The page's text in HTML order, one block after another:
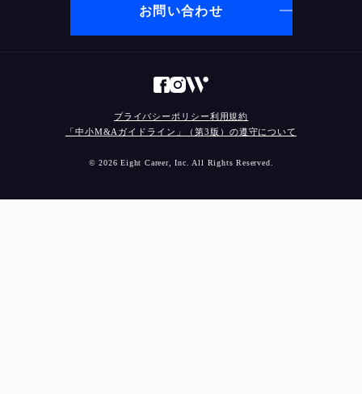
お問い合わせ
プライバシーポリシー利用規約
「中小M&Aガイドライン」（第3版）の遵守について
© 2026 Eight Career, Inc. All Rights Reserved.